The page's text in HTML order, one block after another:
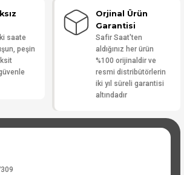
saate
peşin
Orjinal Ürün
Garantisi
Safir Saat'ten
aldığınız her ürün
%100 orijinaldir ve
resmi distribütörlerin
iki yıl süreli garantisi
altındadır